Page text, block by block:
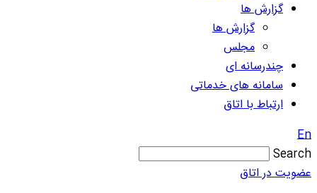
گزارش ها
گزارش ها
مجلس
چندرسانه ای
سامانه های خدماتی
ارتباط با اتاق
En
Search
عضویت در اتاق